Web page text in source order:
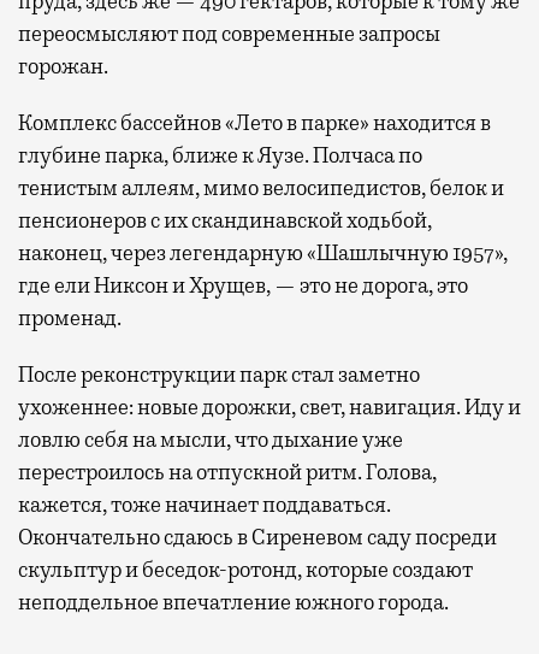
переосмысляют под современные запросы
горожан.
Комплекс бассейнов «Лето в парке» находится в
глубине парка, ближе к Яузе. Полчаса по
тенистым аллеям, мимо велосипедистов, белок и
пенсионеров с их скандинавской ходьбой,
наконец, через легендарную «Шашлычную 1957»,
где ели Никсон и Хрущев, — это не дорога, это
променад.
После реконструкции парк стал заметно
ухоженнее: новые дорожки, свет, навигация. Иду и
ловлю себя на мысли, что дыхание уже
перестроилось на отпускной ритм. Голова,
кажется, тоже начинает поддаваться.
Окончательно сдаюсь в Сиреневом саду посреди
скульптур и беседок-ротонд, которые создают
неподдельное впечатление южного города.